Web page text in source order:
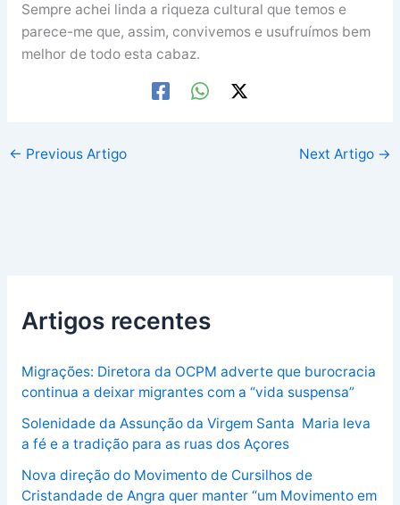
Sempre achei linda a riqueza cultural que temos e
parece-me que, assim, convivemos e usufruímos bem
melhor de todo esta cabaz.
← Previous Artigo Next Artigo →
Artigos recentes
Migrações: Diretora da OCPM adverte que burocracia
continua a deixar migrantes com a “vida suspensa”
Solenidade da Assunção da Virgem Santa Maria leva
a fé e a tradição para as ruas dos Açores
Nova direção do Movimento de Cursilhos de
Cristandade de Angra quer manter “um Movimento em